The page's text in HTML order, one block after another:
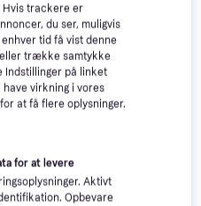
Hvis trackere er
du ser, muligvis
tid få vist denne
trække samtykke
Indstillinger på linket
have virkning i vores
at få flere oplysninger.
for at levere
Aktivt
Opbevare